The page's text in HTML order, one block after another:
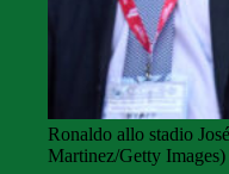
Ronaldo allo stadio
Martinez/Getty Images)